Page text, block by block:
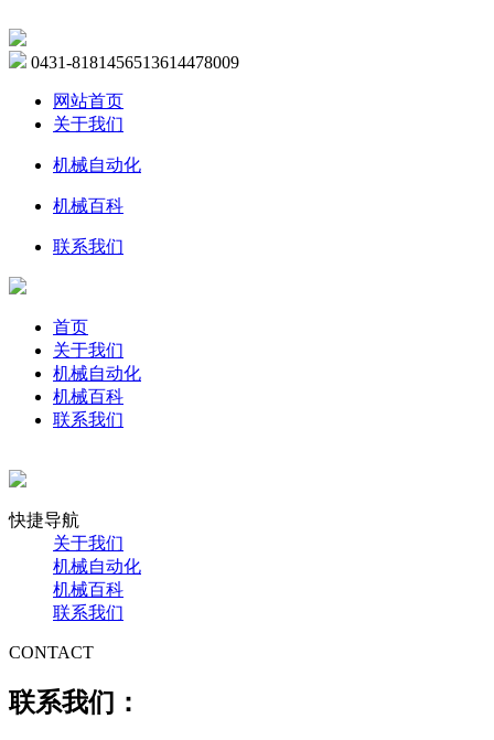
0431-8181456513614478009
网站首页
关于我们
机械自动化
机械百科
联系我们
首页
关于我们
机械自动化
机械百科
联系我们
快捷导航
关于我们
机械自动化
机械百科
联系我们
CONTACT
联系我们：